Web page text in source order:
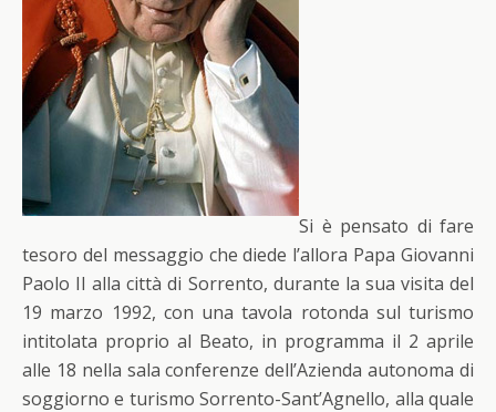
Si è pensato di fare
tesoro del messaggio che diede l’allora Papa Giovanni
Paolo II alla città di Sorrento, durante la sua visita del
19 marzo 1992, con una tavola rotonda sul turismo
intitolata proprio al Beato, in programma il 2 aprile
alle 18 nella sala conferenze dell’Azienda autonoma di
soggiorno e turismo Sorrento-Sant’Agnello, alla quale